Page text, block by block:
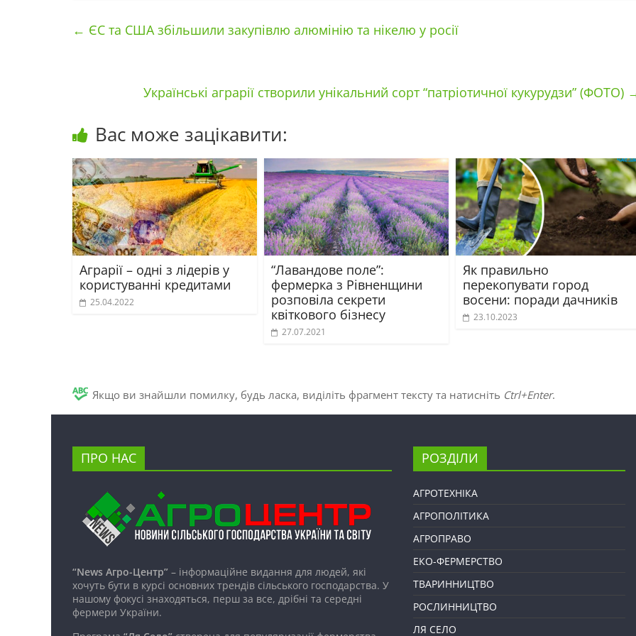
← ЄС та США збільшили закупівлю алюмінію та нікелю у росії
Українські аграрії створили унікальний сорт “патріотичної кукурудзи” (ФОТО)
Вас може зацікавити:
Аграрії – одні з лідерів у
користуванні кредитами
25.04.2022
“Лавандове поле”:
фермерка з Рівненщини
розповіла секрети
квіткового бізнесу
27.07.2021
Як правильно
перекопувати город
восени: поради дачників
23.10.2023
Якщо ви знайшли помилку, будь ласка, виділіть фрагмент тексту та натисніть Ctrl+Enter.
ПРО НАС
“News Агро-Центр” – інформаційне видання для людей, які
хочуть бути в курсі основних трендів сільського господарства. У
нашому фокусі знаходяться, перш за все, дрібні та середні
фермери України.
РОЗДІЛИ
АГРОТЕХНІКА
АГРОПОЛІТИКА
АГРОПРАВО
ЕКО-ФЕРМЕРСТВО
ТВАРИННИЦТВО
РОСЛИННИЦТВО
ЛЯ СЕЛО